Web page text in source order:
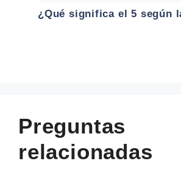
¿Qué significa el 5 según
Preguntas
relacionadas